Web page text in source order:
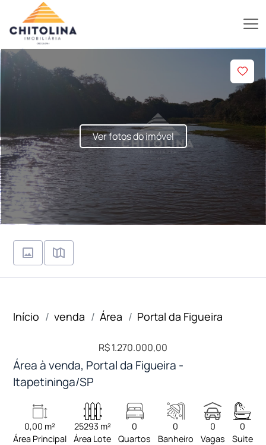
Ver fotos do imóvel
Início venda Área Portal da Figueira
R$ 1.270.000,00
Área à venda, Portal da Figueira -
Itapetininga/SP
0,00 m²
Área Principal
25293 m²
Área Lote
0
Quartos
0
Banheiro
0
Vagas
0
Suite